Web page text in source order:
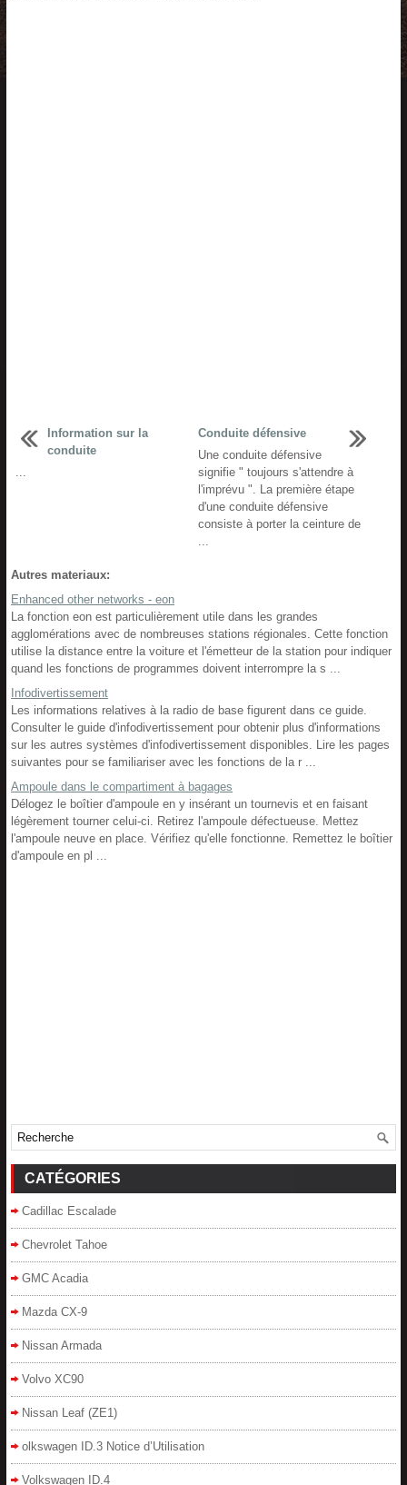
Information sur la
conduite
...
Conduite défensive
Une conduite défensive
signifie " toujours s'attendre à
l'imprévu ". La première étape
d'une conduite défensive
consiste à porter la ceinture de
...
Autres materiaux:
Enhanced other networks - eon
La fonction eon est particulièrement utile dans les grandes
agglomérations avec de nombreuses stations régionales. Cette fonction
utilise la distance entre la voiture et l'émetteur de la station pour indiquer
quand les fonctions de programmes doivent interrompre la s ...
Infodivertissement
Les informations relatives à la radio de base figurent dans ce guide.
Consulter le guide d'infodivertissement pour obtenir plus d'informations
sur les autres systèmes d'infodivertissement disponibles. Lire les pages
suivantes pour se familiariser avec les fonctions de la r ...
Ampoule dans le compartiment à bagages
Délogez le boîtier d'ampoule en y insérant un tournevis et en faisant
légèrement tourner celui-ci. Retirez l'ampoule défectueuse. Mettez
l'ampoule neuve en place. Vérifiez qu'elle fonctionne. Remettez le boîtier
d'ampoule en pl ...
CATÉGORIES
Cadillac Escalade
Chevrolet Tahoe
GMC Acadia
Mazda CX-9
Nissan Armada
Volvo XC90
Nissan Leaf (ZE1)
olkswagen ID.3 Notice d’Utilisation
Volkswagen ID.4